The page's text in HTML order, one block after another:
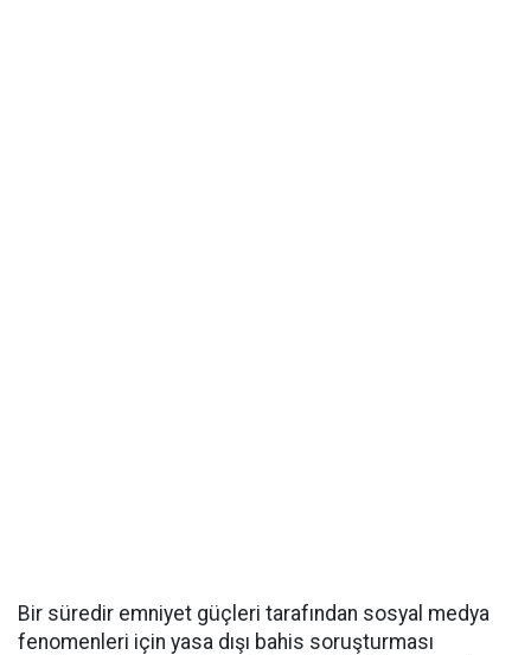
Bir süredir emniyet güçleri tarafından sosyal medya
fenomenleri için yasa dışı bahis soruşturması